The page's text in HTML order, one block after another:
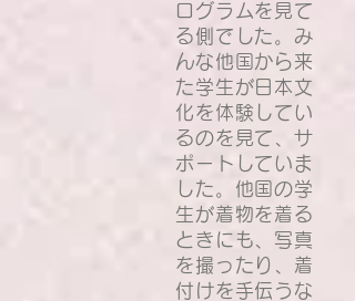
ログラムを見て
る側でした。み
んな他国から来
た学生が日本文
化を体験してい
るのを見て、サ
ポートしていま
した。他国の学
生が着物を着る
ときにも、写真
を撮ったり、着
付けを手伝うな